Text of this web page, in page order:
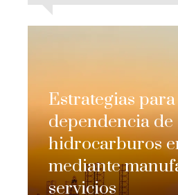
Estrategias
dependencia de
hidrocarburos
mediante
servicios